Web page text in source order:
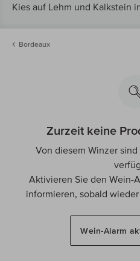
Kies auf Lehm und Kalkstein
Bordeaux
Zurzeit keine
Von diesem Winzer
Aktivieren Sie den Wein-
informieren, sobald
Wein-Alarm